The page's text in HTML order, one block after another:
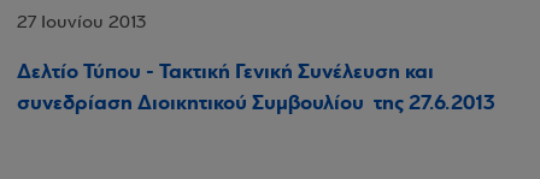
27 Ιουνίου 2013
Δελτίο Τύπου - Τακτική Γενική Συνέλευση και
συνεδρίαση Διοικητικού Συμβουλίου της 27.6.2013